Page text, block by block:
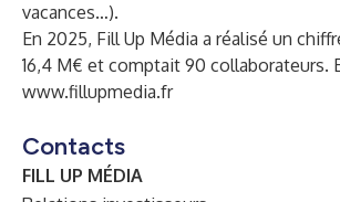
vacances…).
En 2025, Fill Up Média a réalisé un
16,4 M€ et comptait 90 collaborateurs.
www.fillupmedia.fr
Contacts
FILL UP MÉDIA